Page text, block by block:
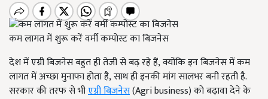
कम लागत में शुरू करें वर्मी कम्पोस्ट का बिजनेस
देश में एग्री बिजनेस बहुत ही तेजी से बढ़ रहे हैं, क्योंकि इन बिजनेस में कम
लागत में अच्छा मुनाफा होता है, साथ ही इनकी मांग सालभर बनी रहती है.
सरकार की तरफ से भीएग्री बिजनेस(Agri business) को बढ़ावा देने के